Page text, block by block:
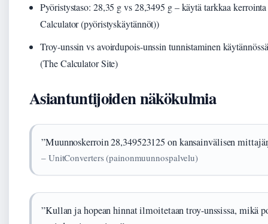
Pyöristystaso: 28,35 g vs 28,3495 g – käytä tarkkaa
Calculator (pyöristyskäytännöt))
Troy-unssin vs avoirdupois-unssin tunnistaminen
(The Calculator Site)
Asiantuntijoiden näkökulmia
”Muunnoskerroin 28,349523125 on kansainvälisen
– UnitConverters (painonmuunnospalvelu)
”Kullan ja hopean hinnat ilmoitetaan troy-unssissa, mikä